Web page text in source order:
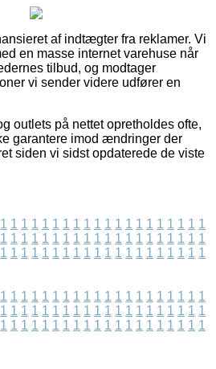
af indtægter fra reklamer. Vi
en masse internet varehuse når
tilbud, og modtager
vi sender videre udfører en
outlets på nettet opretholdes ofte,
garantere imod ændringer der
siden vi sidst opdaterede de viste
1 1 1 1 1 1 1 1 1 1 1 1 1 1 1 1 1 1 1 1
1 1 1 1 1 1 1 1 1 1 1 1 1 1 1 1 1 1 1 1
1 1 1 1 1 1 1 1 1 1 1 1 1 1 1 1 1 1 1 1
1 1 1 1 1 1 1 1 1 1 1 1 1 1 1 1 1 1 1 1
1 1 1 1 1 1 1 1 1 1 1 1 1 1 1 1 1 1 1 1
1 1 1 1 1 1 1 1 1 1 1 1 1 1 1 1 1 1 1 1